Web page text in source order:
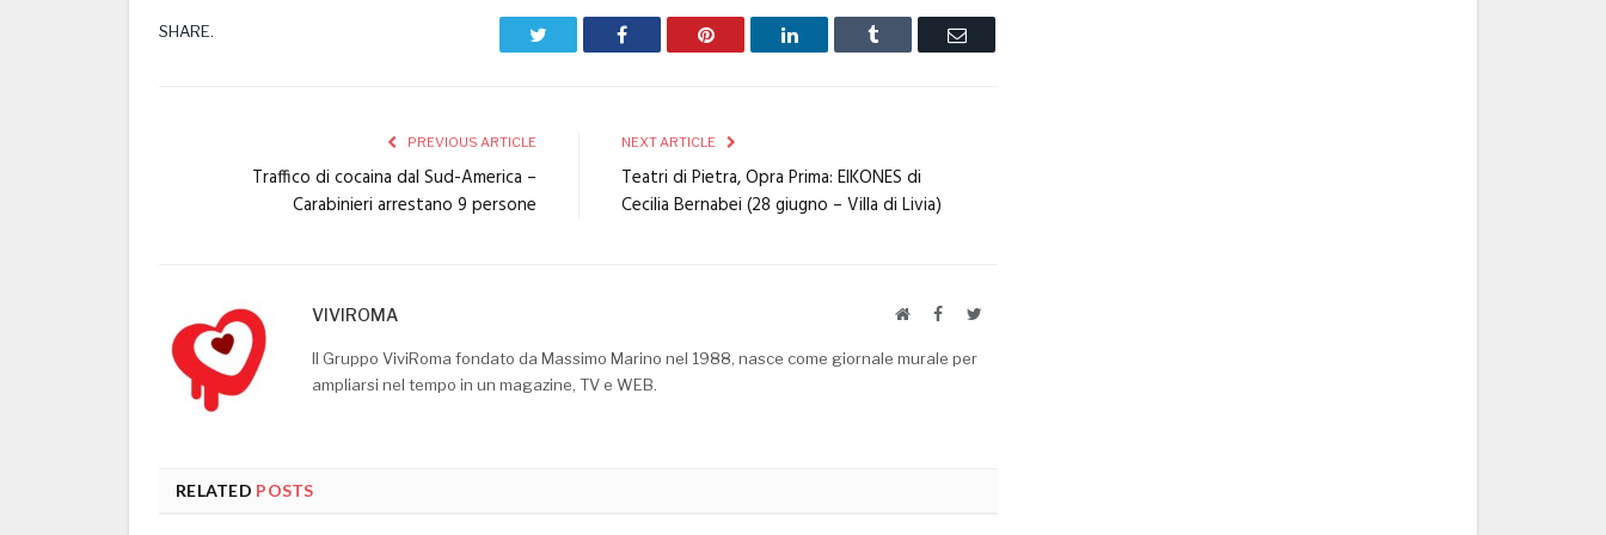
SHARE. Facebook Pinterest LinkedIn Tumblr Email
PREVIOUS ARTICLE
Traffico di cocaina dal Sud-America –
Carabinieri arrestano 9 persone
NEXT ARTICLE
Teatri di Pietra, Opra Prima: EIKONES di
Cecilia Bernabei (28 giugno – Villa di Livia)
VIVIROMA WebsiteFacebookTwitter
Il Gruppo ViviRoma fondato da Massimo Marino nel 1988, nasce come giornale murale per
ampliarsi nel tempo in un magazine, TV e WEB.
RELATED POSTS